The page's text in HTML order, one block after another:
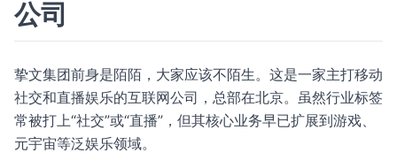
公司
挚文集团前身是陌陌，大家应该不陌生。这是一家主打移动
社交和直播娱乐的互联网公司，总部在北京。虽然行业标签
常被打上“社交”或“直播”，但其核心业务早已扩展到游戏、
元宇宙等泛娱乐领域。